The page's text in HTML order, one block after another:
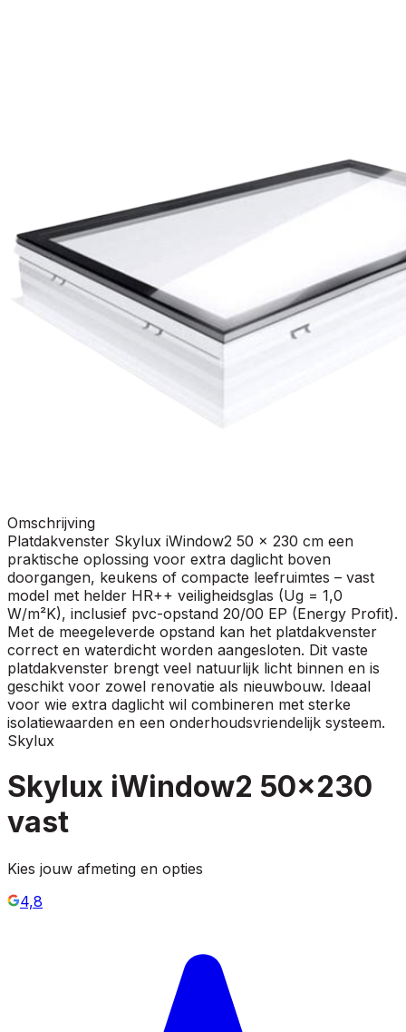
Omschrijving
Platdakvenster Skylux iWindow2 50 x 230 cm een
praktische oplossing voor extra daglicht boven
doorgangen, keukens of compacte leefruimtes – vast
model met helder HR++ veiligheidsglas (Ug = 1,0
W/m²K), inclusief pvc-opstand 20/00 EP (Energy Profit).
Met de meegeleverde opstand kan het platdakvenster
correct en waterdicht worden aangesloten. Dit vaste
platdakvenster brengt veel natuurlijk licht binnen en is
geschikt voor zowel renovatie als nieuwbouw. Ideaal
voor wie extra daglicht wil combineren met sterke
isolatiewaarden en een onderhoudsvriendelijk systeem.
Skylux
Skylux iWindow2 50x230
vast
Kies jouw afmeting en opties
4,8